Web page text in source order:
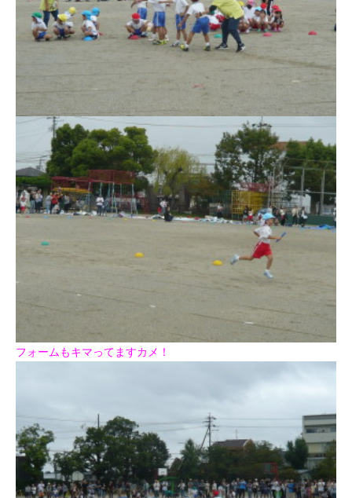
フォームもキマってますカメ！